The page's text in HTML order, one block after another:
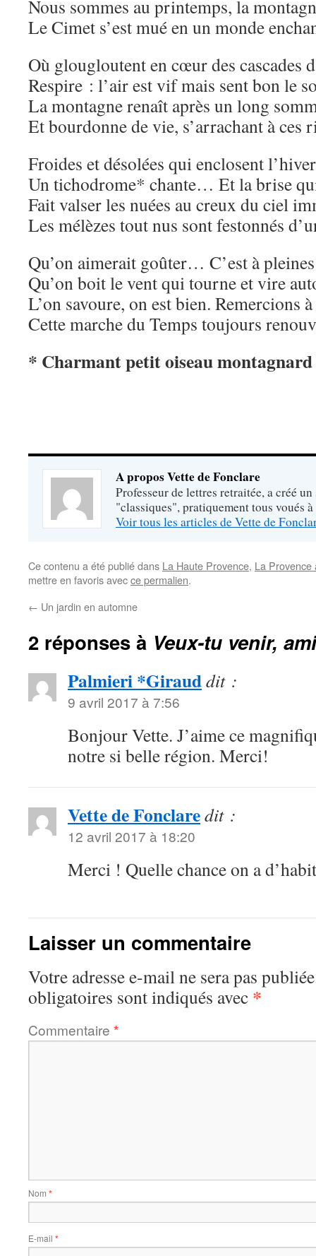
Nous sommes au printemps, la
Le Cimet s’est mué en un monde
Où glougloutent en cœur des cascades
Respire : l’air est vif mais sent bon le
La montagne renaît après un long
Et bourdonne de vie, s’arrachant à ces
Froides et désolées qui enclosent
Un tichodrome* chante… Et la brise
Fait valser les nuées au creux du ciel
Les mélèzes tout nus sont festonnés
Qu’on aimerait goûter… C’est à
Qu’on boit le vent qui tourne et vire
L’on savoure, on est bien. Remercions
Cette marche du Temps toujours
* Charmant petit oiseau montagnard
A propos Vette de Fonclare
Professeur de lettres retraitée, a créé
"classiques", pratiquement tous voués
Voir tous les articles de Vette de
Ce contenu a été publié dans La Haute Provence, La Provence
mettre en favoris avecce permalien.
← Un jardin en automne
2 réponses à Veux-tu venir,
Palmieri *Girauddit :
9 avril 2017 à 7:56
Bonjour Vette. J’aime ce
notre si belle région. Merci!
Vette de Fonclaredit :
12 avril 2017 à 18:20
Merci ! Quelle chance on a
Laisser un commentaire
Votre adresse e-mail ne sera pas
obligatoires sont indiqués avec *
Commentaire *
Nom *
E-mail *